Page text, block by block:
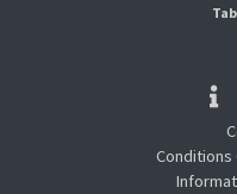
Conditions